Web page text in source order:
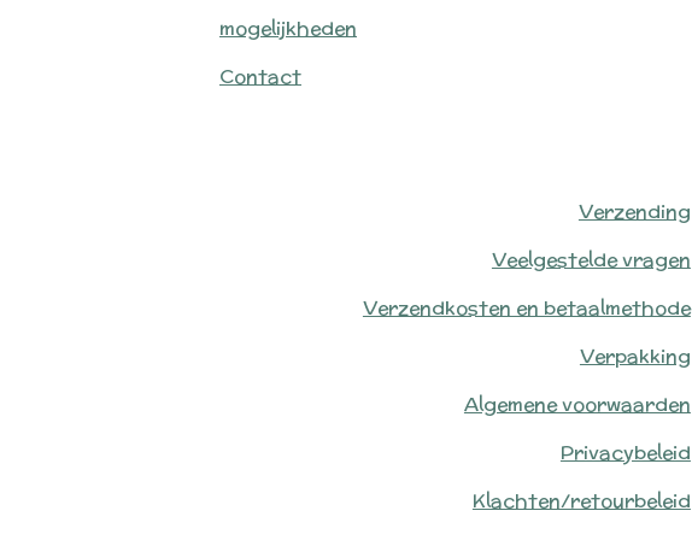
mogelijkheden
Contact
Verzending
Veelgestelde vragen
Verzendkosten en betaalmethode
Verpakking
Algemene voorwaarden
Privacybeleid
Klachten/retourbeleid